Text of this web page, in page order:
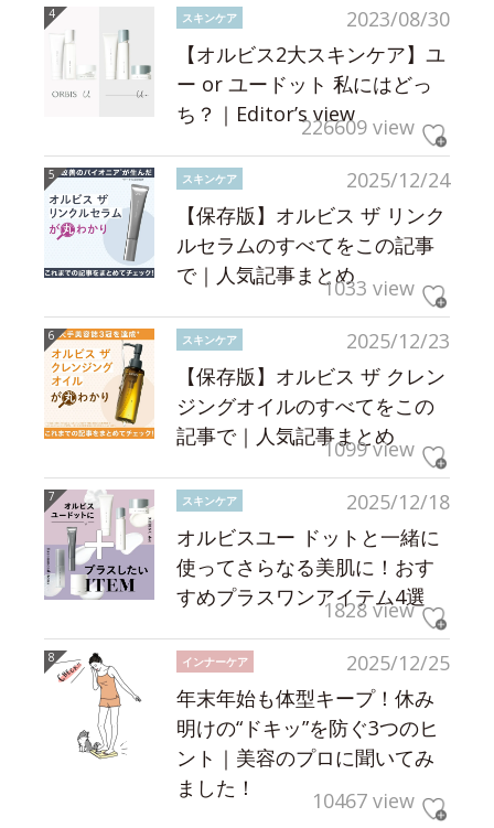
2023/08/30
スキンケア
【オルビス2大スキンケア】ユ
ー or ユードット 私にはどっ
ち？｜Editor’s view226609 view
2025/12/24
スキンケア
【保存版】オルビス ザ リンク
ルセラムのすべてをこの記事
で｜人気記事まとめ1033 view
2025/12/23
スキンケア
【保存版】オルビス ザ クレン
ジングオイルのすべてをこの
記事で｜人気記事まとめ
1099 view
2025/12/18
スキンケア
オルビスユー ドットと一緒に
使ってさらなる美肌に！おす
すめプラスワンアイテム4選
1828 view
2025/12/25
インナーケア
年末年始も体型キープ！休み
明けの“ドキッ”を防ぐ3つのヒ
ント｜美容のプロに聞いてみ
ました！
10467 view